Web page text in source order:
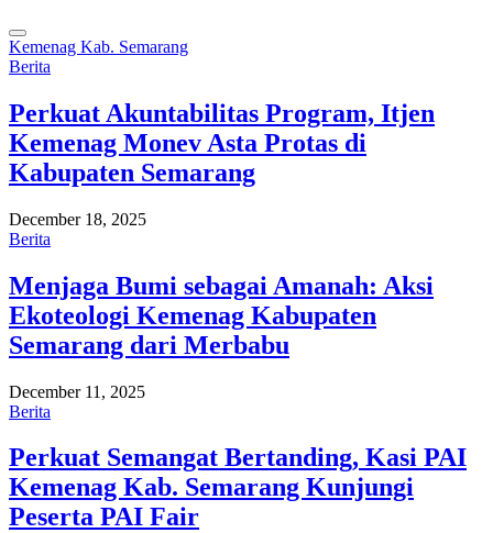
Kemenag Kab. Semarang
Berita
Perkuat Akuntabilitas Program, Itjen
Kemenag Monev Asta Protas di
Kabupaten Semarang
December 18, 2025
Berita
Menjaga Bumi sebagai Amanah: Aksi
Ekoteologi Kemenag Kabupaten
Semarang dari Merbabu
December 11, 2025
Berita
Perkuat Semangat Bertanding, Kasi PAI
Kemenag Kab. Semarang Kunjungi
Peserta PAI Fair